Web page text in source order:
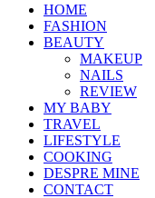
HOME
FASHION
BEAUTY
MAKEUP
NAILS
REVIEW
MY BABY
TRAVEL
LIFESTYLE
COOKING
DESPRE MINE
CONTACT